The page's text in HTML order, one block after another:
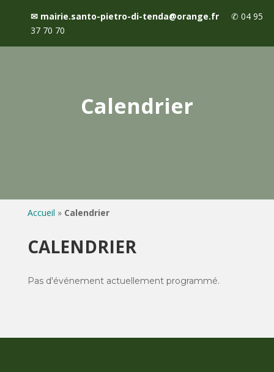
✉ mairie.santo-pietro-di-tenda@orange.fr ✆ 04 95
37 70 70
Calendrier
Accueil » Calendrier
CALENDRIER
Pas d'événement actuellement programmé.